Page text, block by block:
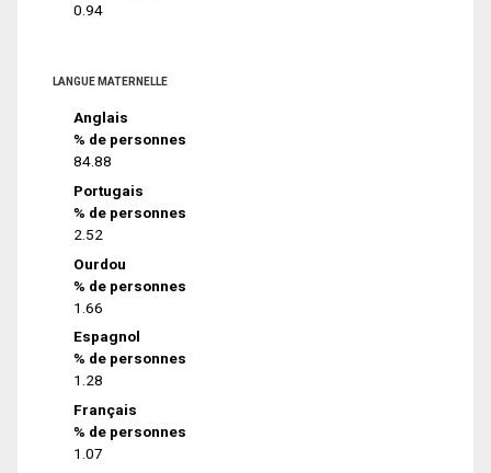
0.94
LANGUE MATERNELLE
Anglais
% de personnes
84.88
Portugais
% de personnes
2.52
Ourdou
% de personnes
1.66
Espagnol
% de personnes
1.28
Français
% de personnes
1.07